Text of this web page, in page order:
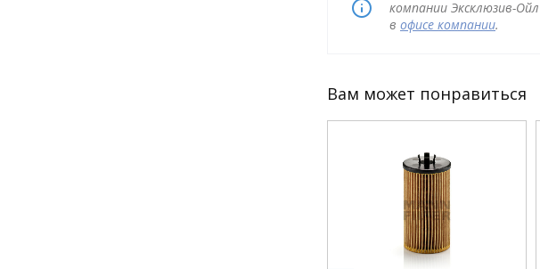
компании Эксклюзив-
в офисе компании.
Вам может понравиться